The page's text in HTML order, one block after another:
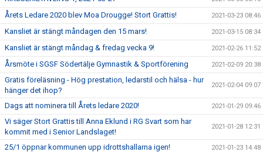
Årets Ledare 2020 blev Moa Drougge! Stort Grattis! 2021-03-23 08:46
Kansliet är stängt måndagen den 15 mars! 2021-03-15 08:34
Kansliet är stängt måndag & fredag vecka 9! 2021-02-26 11:52
Årsmöte i SGSF Södertälje Gymnastik & Sportförening 2021-02-09 20:38
Gratis föreläsning - Hög prestation, ledarstil och hälsa - hur
hänger det ihop?
2021-02-04 09:07
Dags att nominera till Årets ledare 2020! 2021-01-29 09:46
Vi säger Stort Grattis till Anna Eklund i RG Svart som har
kommit med i Senior Landslaget!
2021-01-28 12:31
25/1 öppnar kommunen upp idrottshallarna igen! 2021-01-23 14:48